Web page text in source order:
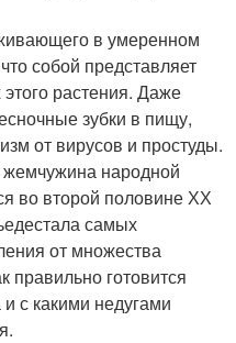
в умеренном
собой представляет
растения. Даже
зубки в пищу,
от вирусов и простуды.
жемчужина народной
во второй половине ХХ
самых
от множества
правильно готовится
с какими недугами